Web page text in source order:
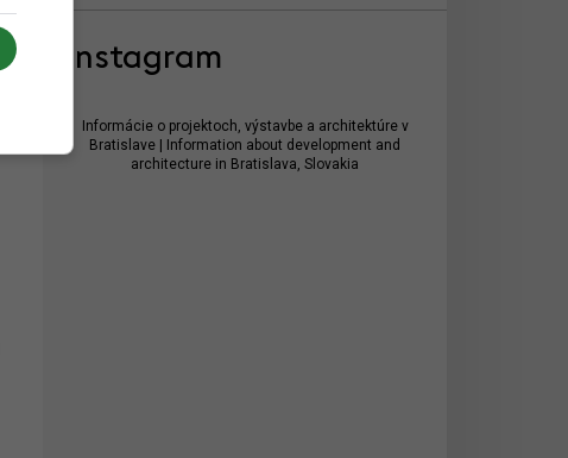
Instagram
Informácie o projektoch, výstavbe a architektúre v
Bratislave | Information about development and
architecture in Bratislava, Slovakia